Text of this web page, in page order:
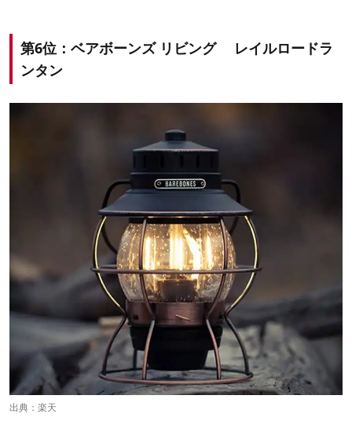
第6位：ベアボーンズ リビング レイルロードラ
ンタン
出典： 楽天